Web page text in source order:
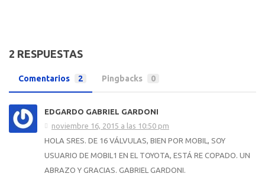
2 RESPUESTAS
Comentarios 2 Pingbacks 0
EDGARDO GABRIEL GARDONI
noviembre 16, 2015 a las 10:50 pm
HOLA SRES. DE 16 VÁLVULAS, BIEN POR MOBIL, SOY
USUARIO DE MOBIL1 EN EL TOYOTA, ESTÁ RE COPADO. UN
ABRAZO Y GRACIAS. GABRIEL GARDONI.